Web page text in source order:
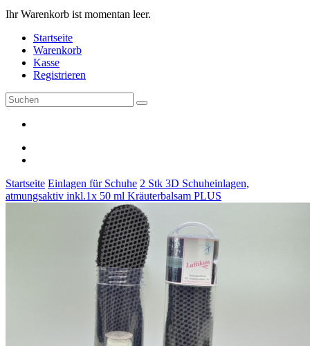
Ihr Warenkorb ist momentan leer.
Startseite
Warenkorb
Kasse
Registrieren
Startseite Einlagen für Schuhe 2 Stk 3D Schuheinlagen,
atmungsaktiv inkl.1x 50 ml Kräuterbalsam PLUS